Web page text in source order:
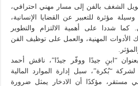
الشغف بالفن إلى مسار مهني احترافي،
مؤثرة للتعبير عن القضايا الإنسانية،
كما شددا على أهمية الالتزام والتطوير
الأدوات المهنية، والعمل على توظيف الفن
“ابنِ جيدًا ووفّر جيدًا”، ناقش أحمد
لشركة “بُكرة”، سبل إدارة الموارد المالية
مستقر، مؤكدًا أن الادخار يمثل ضرورة